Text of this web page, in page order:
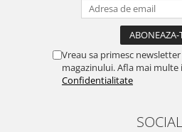
Vreau sa primesc
magazinului. Afla mai multe
Confidentialitate
SOCIAL